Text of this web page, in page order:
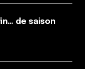
de saison